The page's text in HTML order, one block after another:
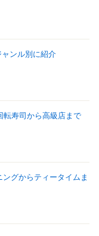
ンル別に紹介
転寿司から高級店まで
グからティータイムま